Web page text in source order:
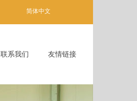
简体中文
联系我们 友情链接